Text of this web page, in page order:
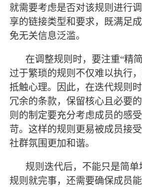
就需要考虑是否对该规则进行
享的链接类型和要求，既满足
免无关信息泛滥。
在调整规则时，要注重“精
过于繁琐的规则不仅难以执行
抵触心理。因此，在迭代规则时
冗余的条款，保留核心且必要
则的制定要充分考虑成员的感
苛。这样的规则更易被成员接
社群氛围更加和谐。
规则迭代后，不能只是简
规则就完事，还需要确保成员